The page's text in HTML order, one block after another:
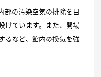
の汚染空気の排除を目
けています。また、開場
るなど、館内の換気を強